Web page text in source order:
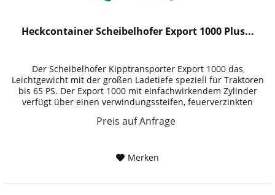
Heckcontainer Scheibelhofer Export 1000 Plus...
Der Scheibelhofer Kipptransporter Export 1000 das
Leichtgewicht mit der großen Ladetiefe speziell für Traktoren
bis 65 PS. Der Export 1000 mit einfachwirkendem Zylinder
verfügt über einen verwindungssteifen, feuerverzinkten
Preis auf Anfrage
Merken